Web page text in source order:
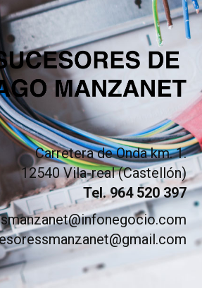
Carretera de Onda km. 1.
12540 Vila-real (Castellón)
Tel. 964 520 397
smanzanet@infonegocio.com